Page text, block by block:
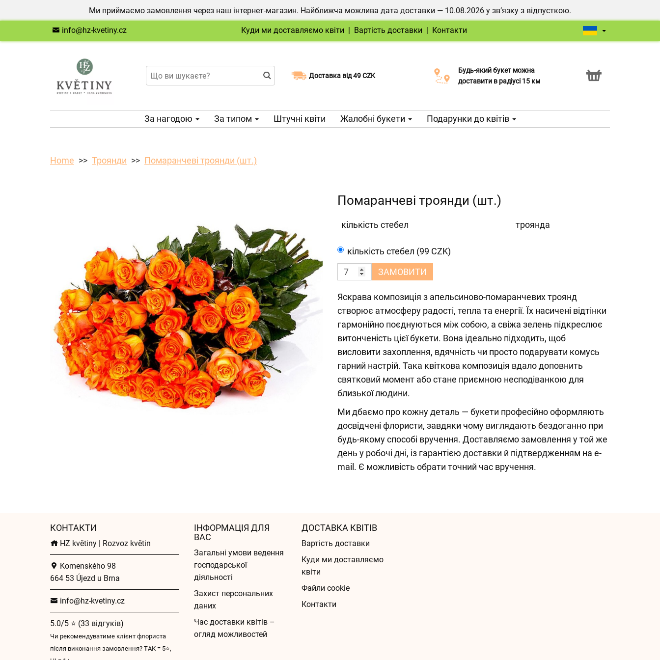
Ми приймаємо замовлення через наш інтернет-магазин. Найближча можлива дата доставки — 10.08.2026 у зв’язку з відпусткою.
info@hz-kvetiny.cz Куди ми доставляємо квіти | Вартість доставки | Контакти
Доставка від 49 CZK
Виберіть дату доставки
Будь-який букет можна
доставити в радіусі 15 км
Послуга Click & Collect
За нагодою За типом Штучні квіти Жалобні букети Подарунки до квітів
Home Троянди Помаранчеві троянди (шт.)
Помаранчеві троянди (шт.)
кількість стебел троянда
кількість стебел (99 CZK)
ЗАМОВИТИ
Яскрава композиція з апельсиново-помаранчевих троянд
створює атмосферу радості, тепла та енергії. Їх насичені відтінки
гармонійно поєднуються між собою, а свіжа зелень підкреслює
витонченість цієї букети. Вона ідеально підходить, щоб
висловити захоплення, вдячність чи просто подарувати комусь
гарний настрій. Така квіткова композиція вдало доповнить
святковий момент або стане приємною несподіванкою для
близької людини.
Ми дбаємо про кожну деталь — букети професійно оформляють
досвідчені флористи, завдяки чому виглядають бездоганно при
будь-якому способі вручення. Доставляємо замовлення у той же
день у робочі дні, із гарантією доставки й підтвердженням на e-
mail. Є можливість обрати точний час вручення.
КОНТАКТИ
HZ květiny | Rozvoz květin
Komenského 98
664 53 Újezd u Brna
info@hz-kvetiny.cz
5.0/5 ⭐ (33 відгуків)
Чи рекомендуватиме клієнт флориста
після виконання замовлення? ТАК = 5⭐,
ІНФОРМАЦІЯ ДЛЯ
ВАС
Загальні умови ведення
господарської
діяльності
Захист персональних
даних
Час доставки квітів –
огляд можливостей
ДОСТАВКА КВІТІВ
Вартість доставки
Куди ми доставляємо
квіти
Файли cookie
Контакти